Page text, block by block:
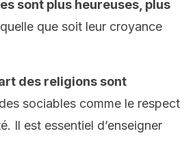
sont plus heureuses, plus
quelle que soit leur croyance
des religions sont
sociables comme le respect
Il est essentiel d’enseigner